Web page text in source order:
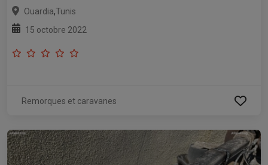
Ouardia,Tunis
15 octobre 2022
Remorques et caravanes